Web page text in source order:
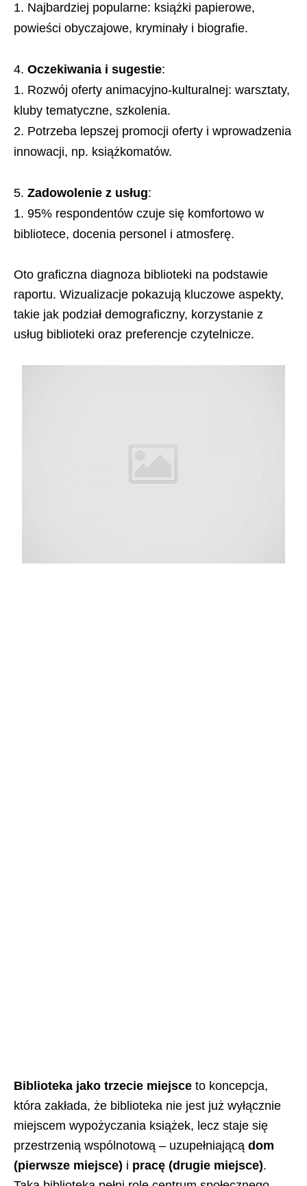
Najbardziej popularne: książki papierowe,
powieści obyczajowe, kryminały i biografie.
Oczekiwania i sugestie:
Rozwój oferty animacyjno-kulturalnej: warsztaty,
kluby tematyczne, szkolenia.
Potrzeba lepszej promocji oferty i wprowadzenia
innowacji, np. książkomatów.
Zadowolenie z usług:
95% respondentów czuje się komfortowo w
bibliotece, docenia personel i atmosferę.
Oto graficzna diagnoza biblioteki na podstawie
raportu. Wizualizacje pokazują kluczowe aspekty,
takie jak podział demograficzny, korzystanie z
usług biblioteki oraz preferencje czytelnicze.
Biblioteka jako trzecie miejsce to koncepcja,
która zakłada, że biblioteka nie jest już wyłącznie
miejscem wypożyczania książek, lecz staje się
przestrzenią wspólnotową – uzupełniającą dom
(pierwsze miejsce) i pracę (drugie miejsce).